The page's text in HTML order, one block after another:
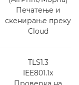
Печатење и
скенирање преку
Cloud
TLS1.3
IEE801.1x